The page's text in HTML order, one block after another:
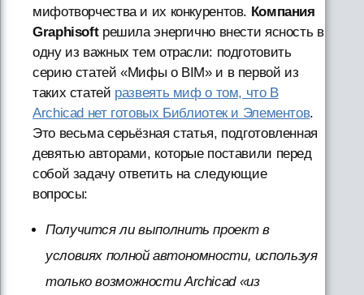
мифотворчества и их конкурентов. Компания
Graphisoftрешила энергично внести ясность в
одну из важных тем отрасли: подготовить
серию статей «Мифы о BIM» и в первой из
таких статей развеять миф о том, что В
Archicad нет готовых Библиотек и Элементов.
Это весьма серьёзная статья, подготовленная
девятью авторами, которые поставили перед
собой задачу ответить на следующие
вопросы:
Получится ли выполнить проект в
условиях полной автономности, используя
только возможности Archicad «из